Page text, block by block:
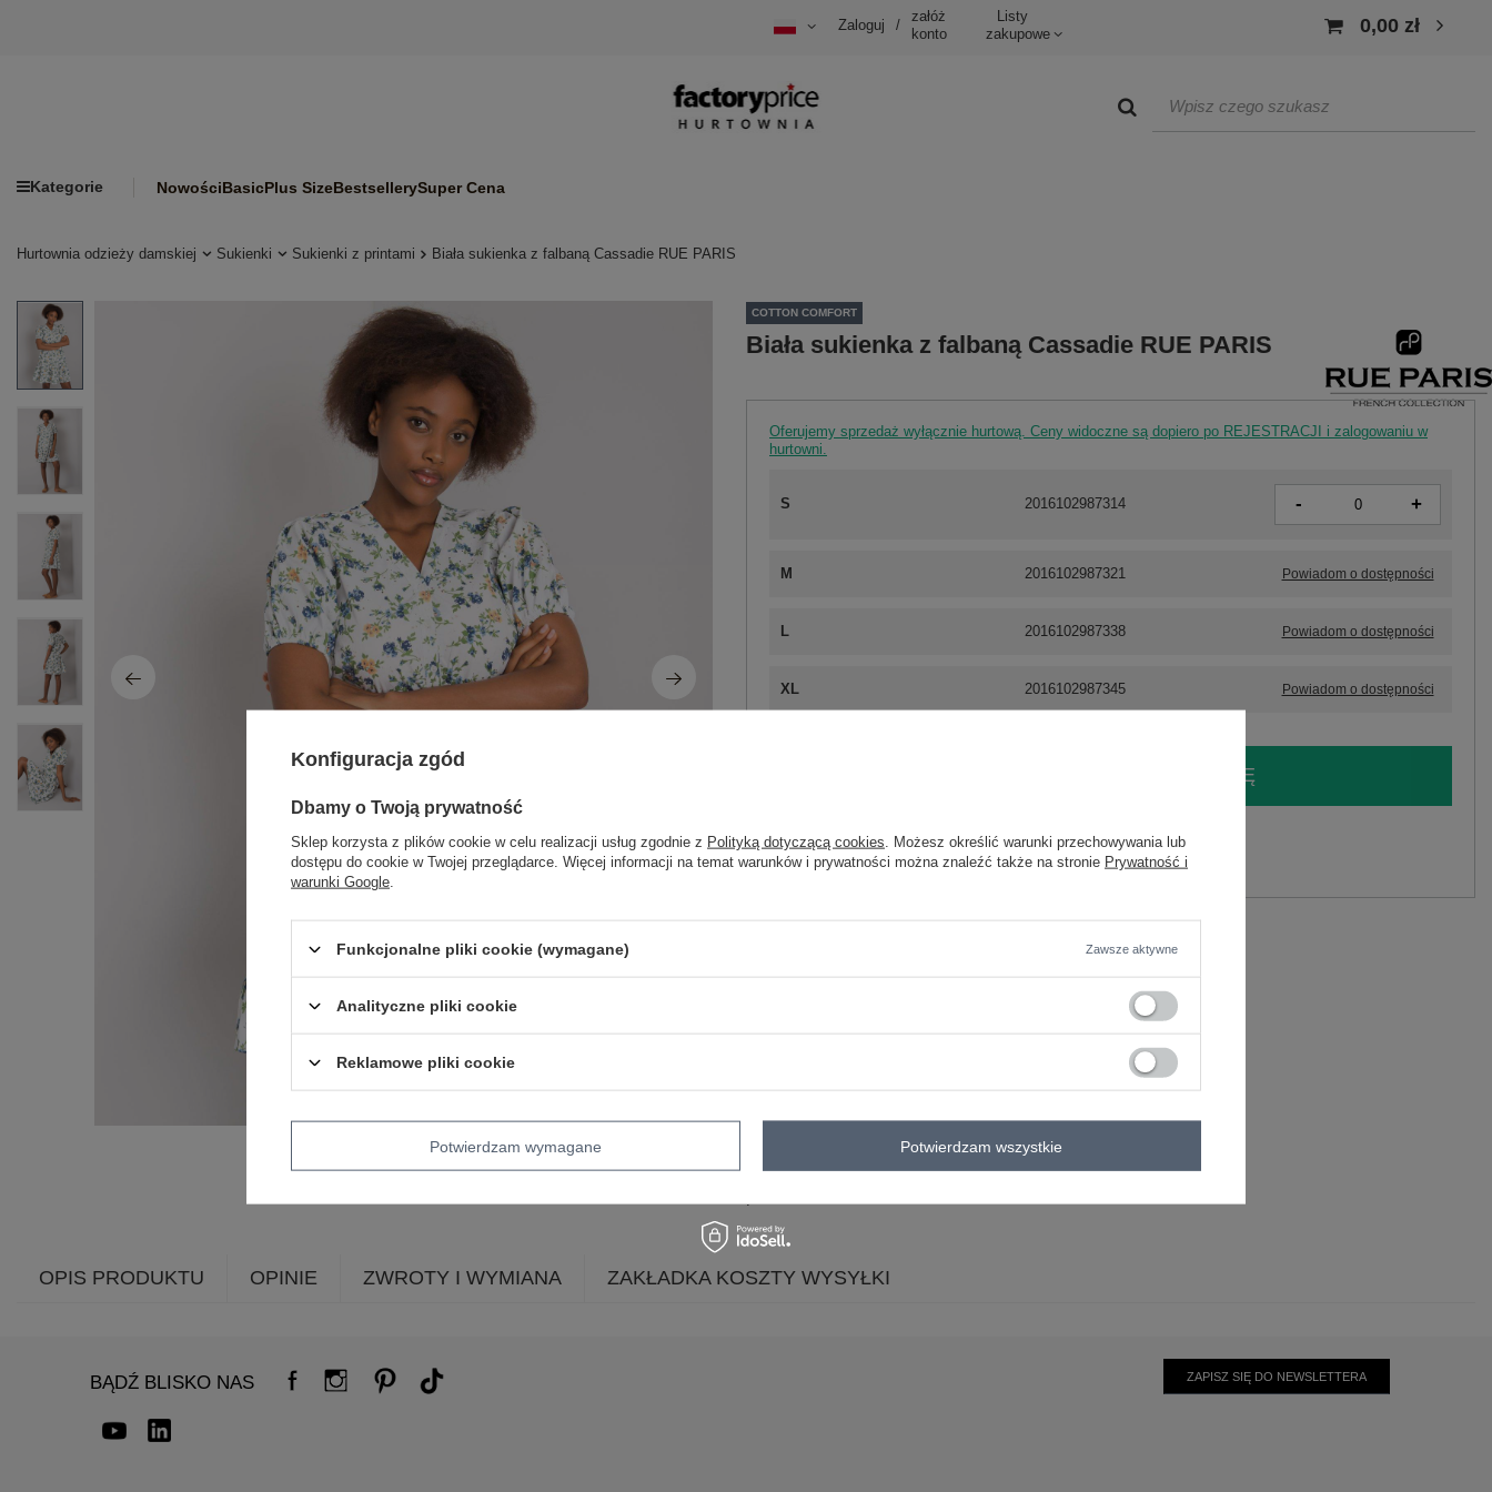
Zaloguj /
załóż
konto
Listy
zakupowe
0,00 zł
Kategorie NowościBasicPlus SizeBestsellerySuper Cena
Hurtownia odzieży damskiej Sukienki Sukienki z printami Biała sukienka z falbaną Cassadie RUE PARIS
COTTON COMFORT
Biała sukienka z falbaną Cassadie RUE PARIS
Oferujemy sprzedaż wyłącznie hurtową. Ceny widoczne są dopiero po REJESTRACJI i zalogowaniu w
hurtowni.
S 2016102987314 - +
M 2016102987321 Powiadom o dostępności
L 2016102987338 Powiadom o dostępności
XL 2016102987345 Powiadom o dostępności
ZALOGUJ SIĘ I ZOBACZ CENĘ
Masz pytanie? Chętnie pomożemy.
Zadzwoń+48 601 547 740 Zadaj pytanie
styl
casual vintage
codzienne
OPIS PRODUKTU OPINIE ZWROTY I WYMIANA ZAKŁADKA KOSZTY WYSYŁKI
BĄDŹ BLISKO NAS ZAPISZ SIĘ DO NEWSLETTERA
Konfiguracja zgód
Dbamy o Twoją prywatność
Sklep korzysta z plików cookie w celu realizacji usług zgodnie z Polityką dotyczącą cookies . Możesz określić warunki przechowywania lub
dostępu do cookie w Twojej przeglądarce. Więcej informacji na temat warunków i prywatności można znaleźć także na stronie Prywatność i
warunki Google
Funkcjonalne pliki cookie (wymagane) Zawsze aktywne
Analityczne pliki cookie
Reklamowe pliki cookie
Potwierdzam wymagane Potwierdzam wszystkie